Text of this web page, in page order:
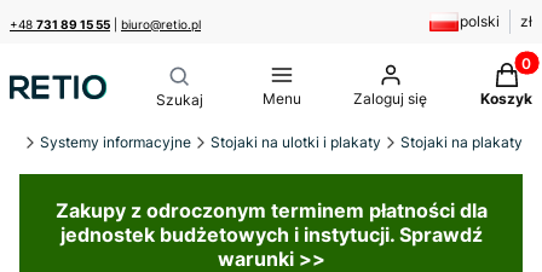
+48 731 89 15 55 biuro@retio.pl polski zł
Menu Zaloguj się Koszyk
Systemy informacyjne Stojaki na ulotki i plakaty Stojaki na plakaty
Zakupy z odroczonym terminem płatności dla
jednostek budżetowych i instytucji. Sprawdź
warunki >>